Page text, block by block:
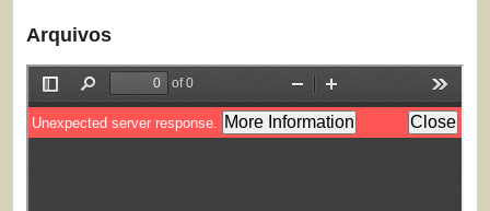
Arquivos